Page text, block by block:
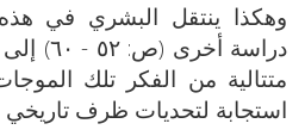
وهكذا ينتقل البشري في
دراسة
متتالية من الفكر تلك
استجابة لتحديات ظرف